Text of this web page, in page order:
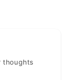
thoughts